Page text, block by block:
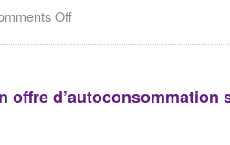
Off
offre d’autoconsommation